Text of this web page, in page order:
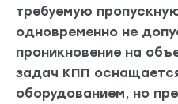
требуемую
одновременно не
проникновение на
задач КПП
оборудованием, но